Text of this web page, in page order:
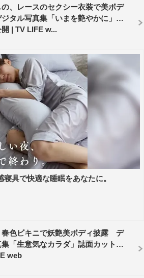
、レースのセクシー衣装で美ボデ
タル写真集「いまを艶やかに」誌
| TV LIFE w...
寝具で快適な睡眠をあなたに。
春色ビキニで妖艶美ボディ披露 デ
「生意気なカラダ」誌面カット公
web